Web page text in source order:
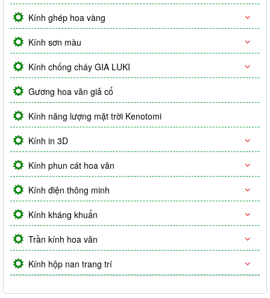
Kính ghép hoa vàng
Kính sơn màu
Kính chống cháy GIA LUKI
Gương hoa văn giả cổ
Kính năng lượng mặt trời Kenotomi
Kính in 3D
Kính phun cát hoa văn
Kính điện thông minh
Kính kháng khuẩn
Trần kính hoa văn
Kính hộp nan trang trí